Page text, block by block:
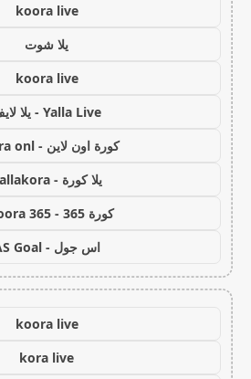
koora live
يلا شوت
koora live
Yalla Live - يلا لايف
كورة اون لاين - koora onl
يلا كورة - yallakora
كورة 365 - kooora 365
اس جول - AS Goal
koora live
kora live